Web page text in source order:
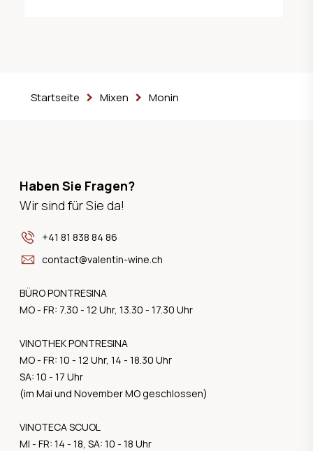
Startseite Mixen Monin
Haben Sie Fragen?
Wir sind für Sie da!
+41 81 838 84 86
contact@valentin-wine.ch
BÜRO PONTRESINA
MO - FR: 7.30 - 12 Uhr, 13.30 - 17.30 Uhr
VINOTHEK PONTRESINA
MO - FR: 10 - 12 Uhr, 14 - 18.30 Uhr
SA: 10 - 17 Uhr
(im Mai und November MO geschlossen)
VINOTECA SCUOL
MI - FR: 14 - 18, SA: 10 - 18 Uhr